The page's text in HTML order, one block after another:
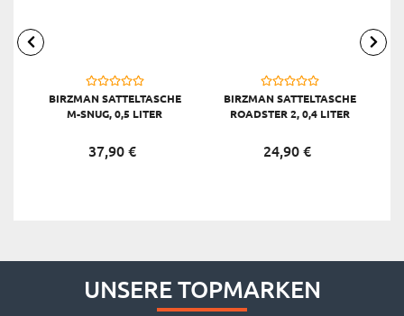
BIRZMAN SATTELTASCHE
M-SNUG, 0,5 LITER
37,90€
BIRZMAN SATTELTASCHE
ROADSTER 2, 0,4 LITER
24,90€
UNSERE TOPMARKEN